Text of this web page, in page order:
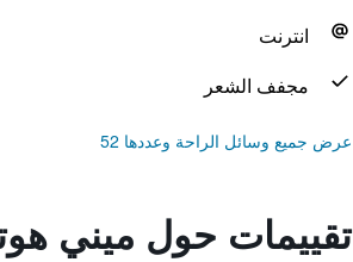
انترنت
مجفف الشعر
عرض جميع وسائل الراحة وعددها 52
تقييمات حول ميني